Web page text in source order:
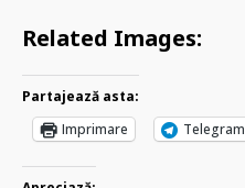
Related Images:
Partajează asta:
Imprimare
Telegram